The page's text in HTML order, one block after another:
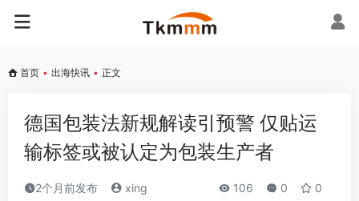
首页 • 出海快讯 • 正文
德国包装法新规解读引预警 仅贴运
输标签或被认定为包装生产者
2个月前发布 xing 106 0 0